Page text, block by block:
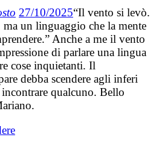
27/10/2025“Il vento si levò.
un linguaggio che la mente
Anche a me il vento
di parlare una lingua
cose inquietanti. Il
debba scendere agli inferi
qualcuno. Bello